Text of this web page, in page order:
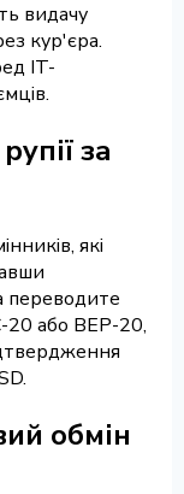
видачу
кур'єра.
IT-
за
які
переводите
20 або BEP-20,
обмін